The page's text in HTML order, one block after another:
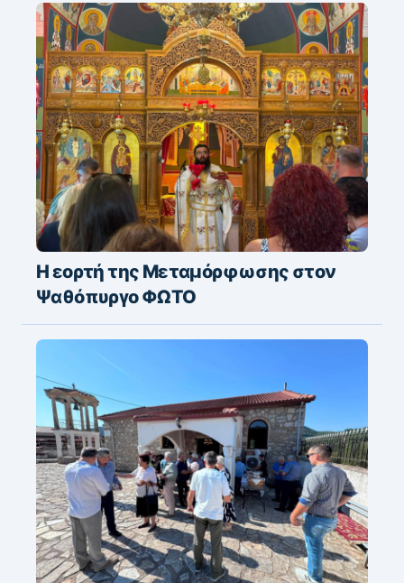
Η εορτή της Μεταμόρφωσης στον
Ψαθόπυργο ΦΩΤΟ